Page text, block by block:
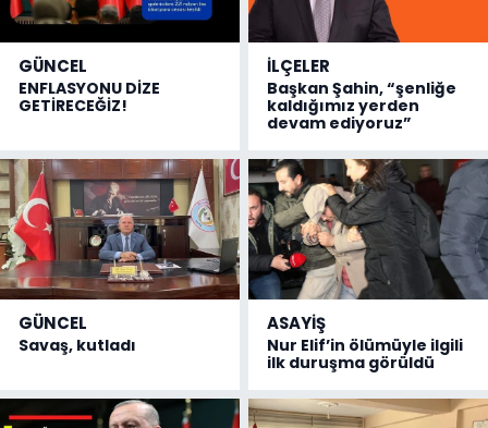
GÜNCEL
ENFLASYONU DİZE
GETİRECEĞİZ!
İLÇELER
Başkan Şahin, “şenliğe
kaldığımız yerden
devam ediyoruz”
GÜNCEL
Savaş, kutladı
ASAYİŞ
Nur Elif’in ölümüyle ilgili
ilk duruşma görüldü